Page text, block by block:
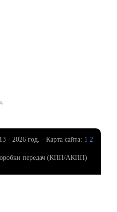
- 2026 год. - Карта сайта: 1 2
передач (КПП/АКПП)